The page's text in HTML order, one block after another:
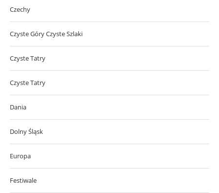
Czechy
Czyste Góry Czyste Szlaki
Czyste Tatry
Czyste Tatry
Dania
Dolny Śląsk
Europa
Festiwale